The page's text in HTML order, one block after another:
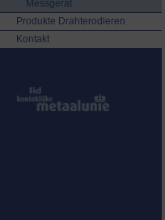
Messgerät
Produkte Drahterodieren
Kontakt